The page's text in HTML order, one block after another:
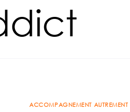
ACCOMPAGNEMENT AUTREMENT